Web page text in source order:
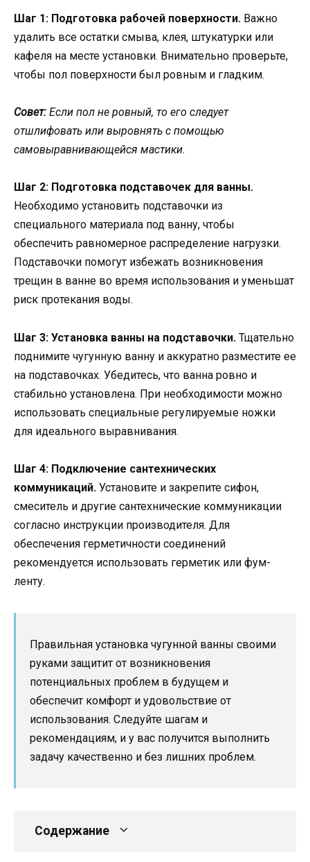
Шаг 1: Подготовка рабочей поверхности. Важно
удалить все остатки смыва, клея, штукатурки или
кафеля на месте установки. Внимательно проверьте,
чтобы пол поверхности был ровным и гладким.
Совет: Если пол не ровный, то его следует
отшлифовать или выровнять с помощью
самовыравнивающейся мастики.
Шаг 2: Подготовка подставочек для ванны.
Необходимо установить подставочки из
специального материала под ванну, чтобы
обеспечить равномерное распределение нагрузки.
Подставочки помогут избежать возникновения
трещин в ванне во время использования и уменьшат
риск протекания воды.
Шаг 3: Установка ванны на подставочки. Тщательно
поднимите чугунную ванну и аккуратно разместите ее
на подставочках. Убедитесь, что ванна ровно и
стабильно установлена. При необходимости можно
использовать специальные регулируемые ножки
для идеального выравнивания.
Шаг 4: Подключение сантехнических
коммуникаций. Установите и закрепите сифон,
смеситель и другие сантехнические коммуникации
согласно инструкции производителя. Для
обеспечения герметичности соединений
рекомендуется использовать герметик или фум-
ленту.
Правильная установка чугунной ванны своими
руками защитит от возникновения
потенциальных проблем в будущем и
обеспечит комфорт и удовольствие от
использования. Следуйте шагам и
рекомендациям, и у вас получится выполнить
задачу качественно и без лишних проблем.
Содержание